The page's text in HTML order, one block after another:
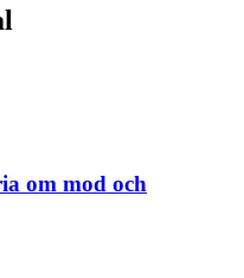
om mod och